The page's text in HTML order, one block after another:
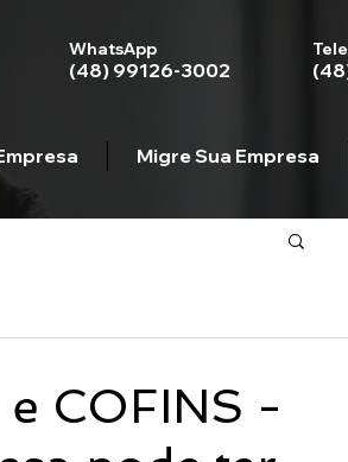
WhatsApp
(48) 99126-3002
Migre Sua Empresa
e COFINS -